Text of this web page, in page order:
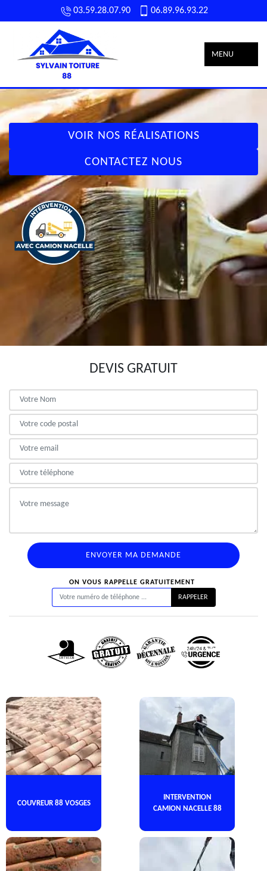
03.59.28.07.90 06.89.96.93.22
MENU
VOIR NOS RÉALISATIONS
CONTACTEZ NOUS
DEVIS GRATUIT
ON VOUS RAPPELLE GRATUITEMENT
COUVREUR 88 VOSGES
INTERVENTION
CAMION NACELLE 88